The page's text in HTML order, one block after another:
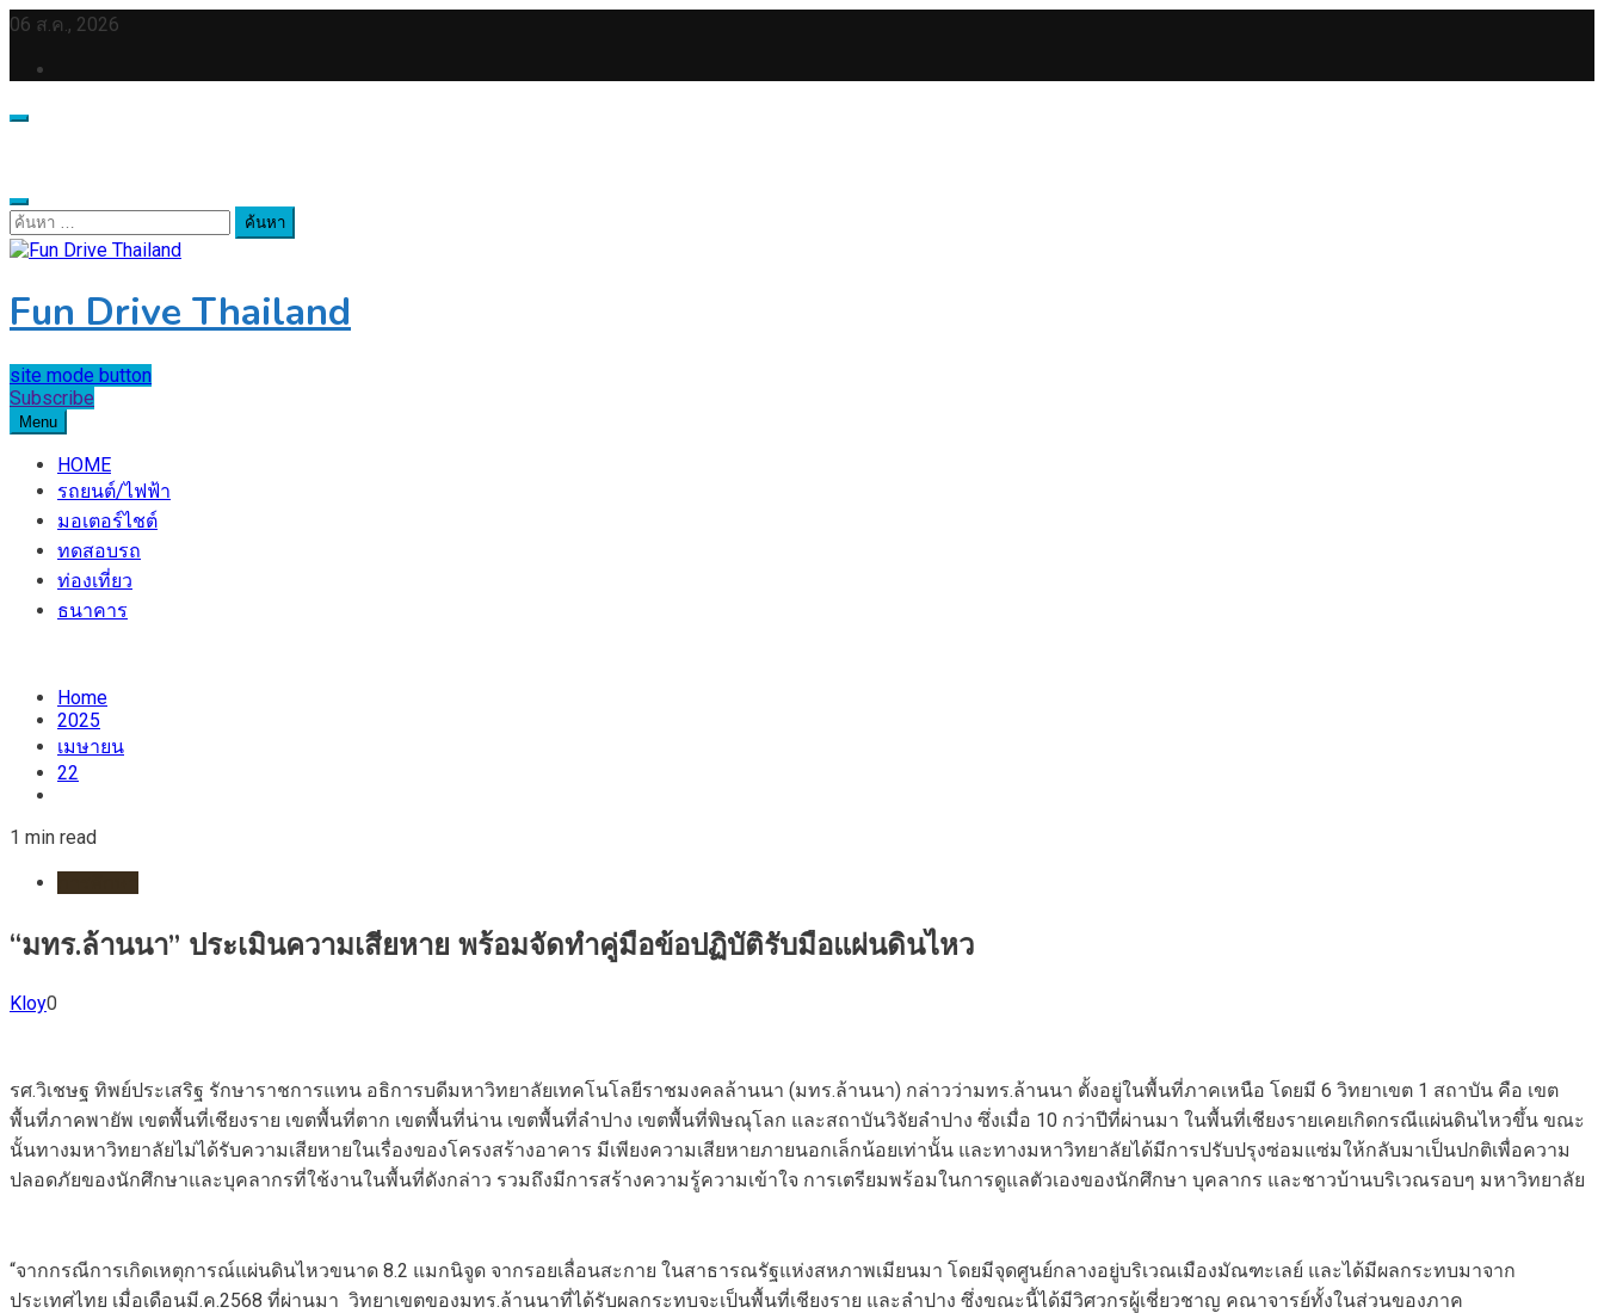
Skip
content
06 ส.ค., 2026
ค้นหา
สำหรับ:
Fun Drive Thailand
site mode button
Subscribe
Menu
HOME
รถยนต์/ไฟฟ้า
มอเตอร์ไชต์
ทดสอบรถ
ท่องเที่ยว
ธนาคาร
Home
2025
เมษายน
22
1 min read
“มทร.ล้านนา” ประเมินความเสียหาย พร้อมจัดทำคู่มือข้อปฏิบัติรับมือแผ่นดินไหว
Kloy0
รศ.วิเชษฐ ทิพย์ประเสริฐ รักษาราชการแทน อธิการบดีมหาวิทยาลัยเทคโนโลยีราชมงคลล้านนา (มทร.ล้านนา) กล่าวว่ามทร.ล้านนา ตั้งอยู่ในพื้นที่ภาคเหนือ โดยมี 6 วิทยาเขต 1 สถาบัน คือ เขต
พื้นที่ภาคพายัพ เขตพื้นที่เชียงราย เขตพื้นที่ตาก เขตพื้นที่น่าน เขตพื้นที่ลำปาง เขตพื้นที่พิษณุโลก และสถาบันวิจัยลำปาง ซึ่งเมื่อ 10 กว่าปีที่ผ่านมา ในพื้นที่เชียงรายเคยเกิดกรณีแผ่นดินไหวขึ้น ขณะ
นั้นทางมหาวิทยาลัยไม่ได้รับความเสียหายในเรื่องของโครงสร้างอาคาร มีเพียงความเสียหายภายนอกเล็กน้อยเท่านั้น และทางมหาวิทยาลัยได้มีการปรับปรุงซ่อมแซ่มให้กลับมาเป็นปกติเพื่อความ
ปลอดภัยของนักศึกษาและบุคลากรที่ใช้งานในพื้นที่ดังกล่าว รวมถึงมีการสร้างความรู้ความเข้าใจ การเตรียมพร้อมในการดูแลตัวเองของนักศึกษา บุคลากร และชาวบ้านบริเวณรอบๆ มหาวิทยาลัย
“จากกรณีการเกิดเหตุการณ์แผ่นดินไหวขนาด 8.2 แมกนิจูด จากรอยเลื่อนสะกาย ในสาธารณรัฐแห่งสหภาพเมียนมา โดยมีจุดศูนย์กลางอยู่บริเวณเมืองมัณฑะเลย์ และได้มีผลกระทบมาจาก
ประเทศไทย เมื่อเดือนมี.ค.2568 ที่ผ่านมา วิทยาเขตของมทร.ล้านนาที่ได้รับผลกระทบจะเป็นพื้นที่เชียงราย และลำปาง ซึ่งขณะนี้ได้มีวิศวกรผู้เชี่ยวชาญ คณาจารย์ทั้งในส่วนของภาค